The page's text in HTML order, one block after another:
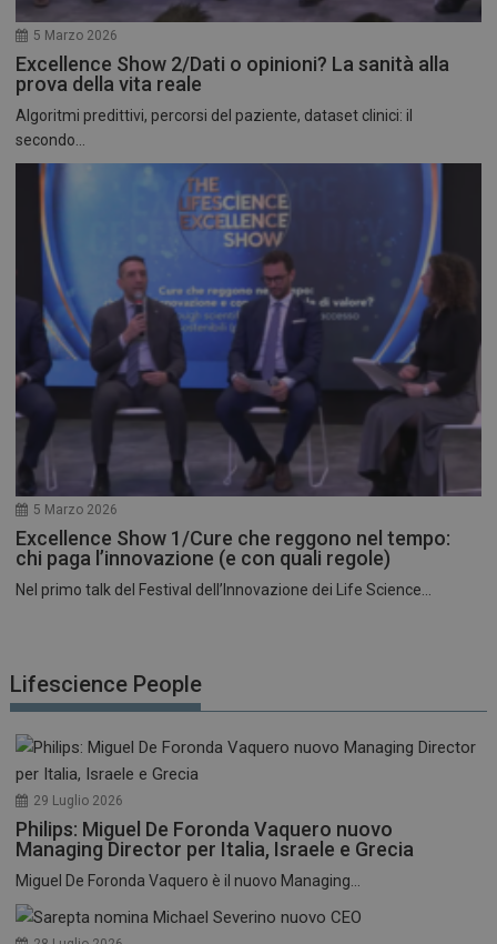
5 Marzo 2026
Excellence Show 2/Dati o opinioni? La sanità alla
prova della vita reale
Algoritmi predittivi, percorsi del paziente, dataset clinici: il
secondo...
5 Marzo 2026
Excellence Show 1/Cure che reggono nel tempo:
chi paga l’innovazione (e con quali regole)
Nel primo talk del Festival dell’Innovazione dei Life Science...
Lifescience People
29 Luglio 2026
Philips: Miguel De Foronda Vaquero nuovo
Managing Director per Italia, Israele e Grecia
Miguel De Foronda Vaquero è il nuovo Managing...